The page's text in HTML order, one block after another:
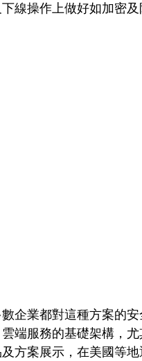
線操作上做好如加密及
企業都對這種方案的
端服務的基礎架構，
方案展示，在美國等